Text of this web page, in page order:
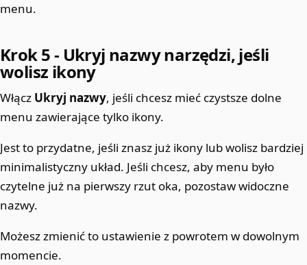
menu.
Krok 5 - Ukryj nazwy narzędzi, jeśli
wolisz ikony
Włącz Ukryj nazwy, jeśli chcesz mieć czystsze dolne
menu zawierające tylko ikony.
Jest to przydatne, jeśli znasz już ikony lub wolisz bardziej
minimalistyczny układ. Jeśli chcesz, aby menu było
czytelne już na pierwszy rzut oka, pozostaw widoczne
nazwy.
Możesz zmienić to ustawienie z powrotem w dowolnym
momencie.